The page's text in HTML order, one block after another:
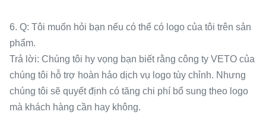
6. Q: Tôi muốn hỏi bạn nếu có thể có logo của tôi trên sản
phẩm.
Trả lời: Chúng tôi hy vọng bạn biết rằng công ty VETO của
chúng tôi hỗ trợ hoàn hảo dịch vụ logo tùy chỉnh. Nhưng
chúng tôi sẽ quyết định có tăng chi phí bổ sung theo logo
mà khách hàng cần hay không.